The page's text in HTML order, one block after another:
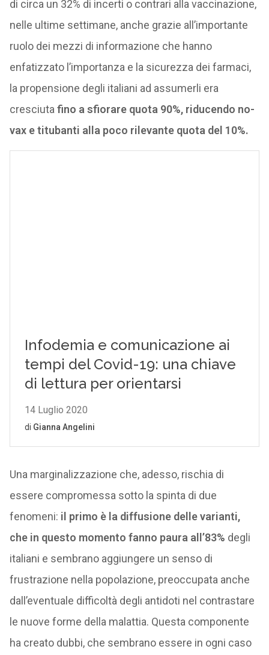
di circa un 32% di incerti o contrari alla vaccinazione,
nelle ultime settimane, anche grazie all’importante
ruolo dei mezzi di informazione che hanno
enfatizzato l’importanza e la sicurezza dei farmaci,
la propensione degli italiani ad assumerli era
cresciuta fino a sfiorare quota 90%, riducendo no-
vax e titubanti alla poco rilevante quota del 10%.
Una marginalizzazione che, adesso, rischia di
essere compromessa sotto la spinta di due
fenomeni: il primo è la diffusione delle varianti,
che in questo momento fanno paura all’83% degli
italiani e sembrano aggiungere un senso di
frustrazione nella popolazione, preoccupata anche
dall’eventuale difficoltà degli antidoti nel contrastare
le nuove forme della malattia. Questa componente
ha creato dubbi, che sembrano essere in ogni caso